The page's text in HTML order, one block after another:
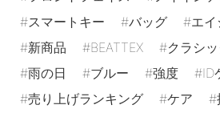
スマートキー
バッグ エ
新商品
BEATTEX クラシ
雨の日
ブルー 強度
ID
売り上げランキング
ケア